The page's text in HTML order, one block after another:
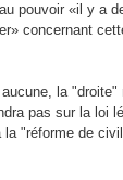
pouvoir «il y a
concernant
la "droite"
pas sur la loi
la "réforme de